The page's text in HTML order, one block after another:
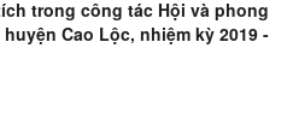
trong công tác Hội và phong
Cao Lộc, nhiệm kỳ 2019 -